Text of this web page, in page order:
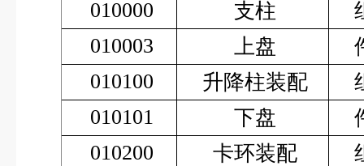
010000 支柱
010003 上盘
010100 升降柱装配
010101 下盘
010200 卡环装配